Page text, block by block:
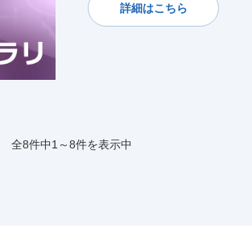
詳細はこちら
全8件中1～8件を表示中